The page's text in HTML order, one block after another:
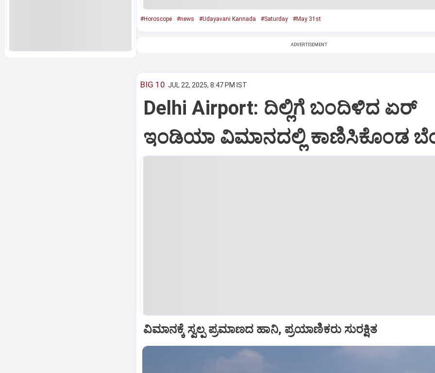
#Horoscope #news #Udayavani Kannada #Saturday #May 31st
ADVERTISEMENT
BIG 10 JUL 22, 2025, 8:47 PM IST
Delhi Airport: ದಿಲ್ಲಿಗೆ ಬಂದಿಳಿದ ಏರ್‌
ಇಂಡಿಯಾ ವಿಮಾನದಲ್ಲಿ ಕಾಣಿಸಿಕೊಂಡ
ವಿಮಾನಕ್ಕೆ ಸ್ವಲ್ಪ ಪ್ರಮಾಣದ ಹಾನಿ, ಪ್ರಯಾಣಿಕರು ಸುರಕ್ಷಿತ